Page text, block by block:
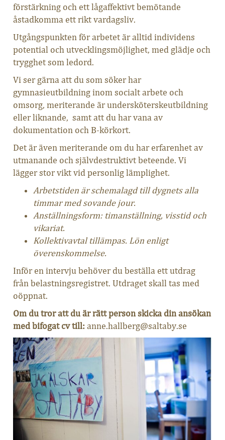
förstärkning och ett lågaffektivt bemötande
åstadkomma ett rikt vardagsliv.
Utgångspunkten för arbetet är alltid individens
potential och utvecklingsmöjlighet, med glädje och
trygghet som ledord.
Vi ser gärna att du som söker har
gymnasieutbildning inom socialt arbete och
omsorg, meriterande är undersköterskeutbildning
eller liknande, samt att du har vana av
dokumentation och B-körkort.
Det är även meriterande om du har erfarenhet av
utmanande och självdestruktivt beteende. Vi
lägger stor vikt vid personlig lämplighet.
Arbetstiden är schemalagd till dygnets alla
timmar med sovande jour.
Anställningsform: timanställning, visstid och
vikariat.
Kollektivavtal tillämpas. Lön enligt
överenskommelse.
Inför en intervju behöver du beställa ett utdrag
från belastningsregistret. Utdraget skall tas med
oöppnat.
Om du tror att du är rätt person skicka din ansökan
med bifogat cv till: anne.hallberg@saltaby.se